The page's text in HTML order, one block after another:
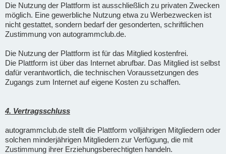
Die Nutzung der Plattform ist ausschließlich zu privaten Zwecken
möglich. Eine gewerbliche Nutzung etwa zu Werbezwecken ist
nicht gestattet, sondern bedarf der gesonderten, schriftlichen
Zustimmung von autogrammclub.de.
Die Nutzung der Plattform ist für das Mitglied kostenfrei.
Die Plattform ist über das Internet abrufbar. Das Mitglied ist selbst
dafür verantwortlich, die technischen Voraussetzungen des
Zugangs zum Internet auf eigene Kosten zu schaffen.
4. Vertragsschluss
autogrammclub.de stellt die Plattform volljährigen Mitgliedern oder
solchen minderjährigen Mitgliedern zur Verfügung, die mit
Zustimmung ihrer Erziehungsberechtigten handeln.